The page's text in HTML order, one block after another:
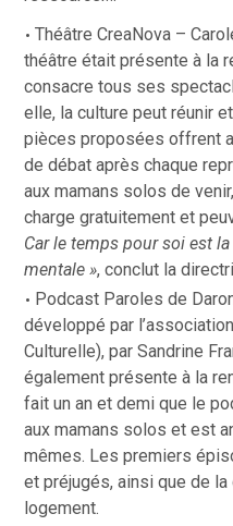
Théâtre CreaNova –
théâtre était présente à la
consacre tous ses
elle, la culture peut réunir
pièces proposées offrent
de débat après chaque
aux mamans solos de
charge gratuitement et
Car le temps pour soi est
mentale », conclut la
Podcast Paroles de
développé par
Culturelle), par Sandrine
également présente à la
fait un an et demi que le
aux mamans solos et est
mêmes. Les premiers
et préjugés, ainsi que de
logement.